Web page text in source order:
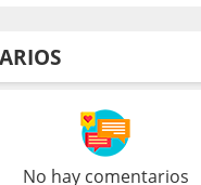
No hay comentarios